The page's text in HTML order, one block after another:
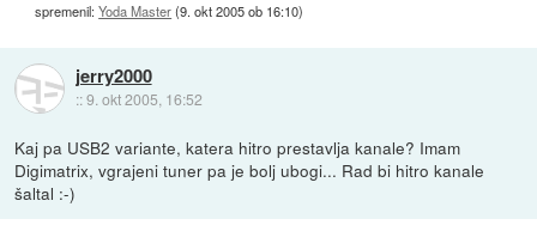
spremenil:Yoda Master(9. okt 2005 ob 16:10)
jerry2000
::9. okt 2005, 16:52
Kaj pa USB2 variante, katera hitro prestavlja kanale? Imam
Digimatrix, vgrajeni tuner pa je bolj ubogi... Rad bi hitro kanale
šaltal :-)